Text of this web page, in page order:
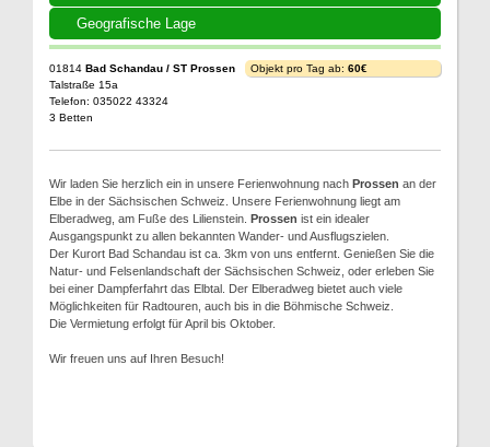
Geografische Lage
01814 Bad Schandau / ST Prossen
Talstraße 15a
Telefon: 035022 43324
3 Betten
Objekt pro Tag ab: 60€
Wir laden Sie herzlich ein in unsere Ferienwohnung nach Prossen an der
Elbe in der Sächsischen Schweiz. Unsere Ferienwohnung liegt am
Elberadweg, am Fuße des Lilienstein. Prossen ist ein idealer
Ausgangspunkt zu allen bekannten Wander- und Ausflugszielen.
Der Kurort Bad Schandau ist ca. 3km von uns entfernt. Genießen Sie die
Natur- und Felsenlandschaft der Sächsischen Schweiz, oder erleben Sie
bei einer Dampferfahrt das Elbtal. Der Elberadweg bietet auch viele
Möglichkeiten für Radtouren, auch bis in die Böhmische Schweiz.
Die Vermietung erfolgt für April bis Oktober.
Wir freuen uns auf Ihren Besuch!